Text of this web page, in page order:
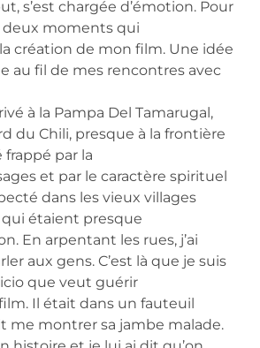
s’est chargée d’émotion. Pour
deux moments qui
création de mon film. Une idée
au fil de mes rencontres avec
à la Pampa Del Tamarugal,
du Chili, presque à la frontière
frappé par la
et par le caractère spirituel
dans les vieux villages
qui étaient presque
En arpentant les rues, j’ai
aux gens. C’est là que je suis
que veut guérir
Il était dans un fauteuil
me montrer sa jambe malade.